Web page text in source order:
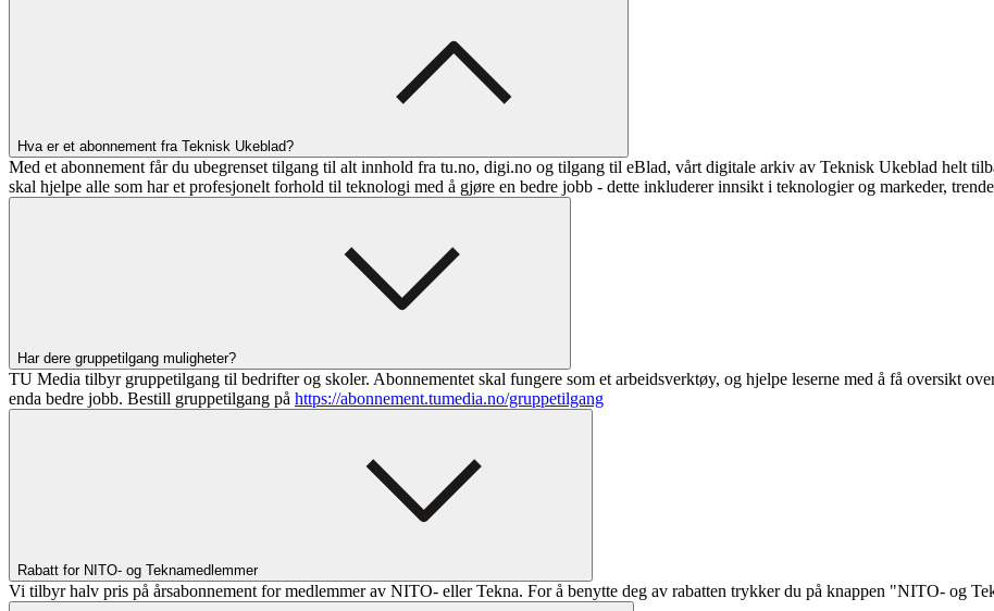
Hva er et abonnement fra Teknisk Ukeblad?
Med et abonnement får du ubegrenset tilgang til alt innhold fra tu.no, digi.no og tilgang til eBlad, vårt digitale arkiv av Teknisk Ukeblad helt
skal hjelpe alle som har et profesjonelt forhold til teknologi med å gjøre en bedre jobb - dette inkluderer innsikt i teknologier og markeder,
Har dere gruppetilgang muligheter?
TU Media tilbyr gruppetilgang til bedrifter og skoler. Abonnementet skal fungere som et arbeidsverktøy, og hjelpe leserne med å få oversikt
enda bedre jobb. Bestill gruppetilgang på https://abonnement.tumedia.no/gruppetilgang
Rabatt for NITO- og Teknamedlemmer
Vi tilbyr halv pris på årsabonnement for medlemmer av NITO- eller Tekna. For å benytte deg av rabatten trykker du på knappen "NITO- og